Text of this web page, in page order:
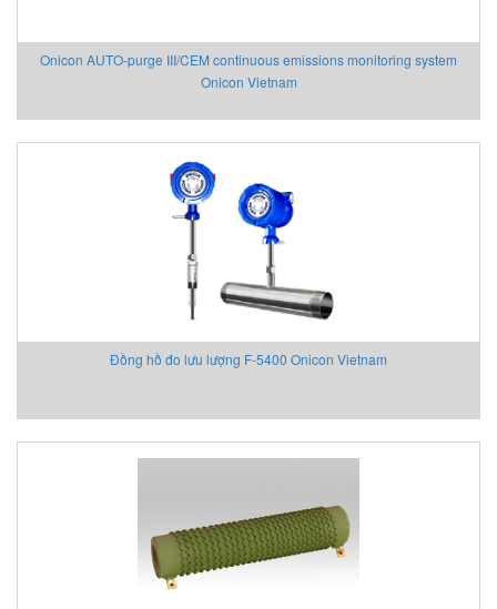
Onicon AUTO-purge III/CEM continuous emissions monitoring system
Onicon Vietnam
Đồng hồ đo lưu lượng F-5400 Onicon Vietnam